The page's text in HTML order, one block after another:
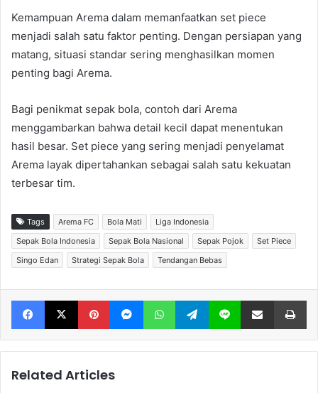
Kemampuan Arema dalam memanfaatkan set piece
menjadi salah satu faktor penting. Dengan persiapan yang
matang, situasi standar sering menghasilkan momen
penting bagi Arema.
Bagi penikmat sepak bola, contoh dari Arema
menggambarkan bahwa detail kecil dapat menentukan
hasil besar. Set piece yang sering menjadi penyelamat
Arema layak dipertahankan sebagai salah satu kekuatan
terbesar tim.
Tags Arema FC Bola Mati
Liga Indonesia
Sepak Bola Indonesia
Sepak Bola Nasional Sepak Pojok
Set Piece
Singo Edan
Strategi Sepak Bola Tendangan Bebas
Facebook X Pinterest Messenger WhatsApp Telegram Line Share via Email
Related Articles